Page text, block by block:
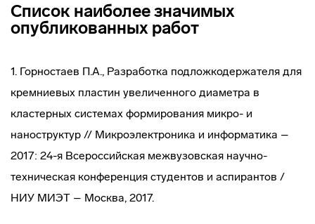
Список наиболее значимых
опубликованных работ
1. Горностаев П.А., Разработка подложкодержателя для
кремниевых пластин увеличенного диаметра в
кластерных системах формирования микро- и
наноструктур // Микроэлектроника и информатика –
2017: 24-я Всероссийская межвузовская научно-
техническая конференция студентов и аспирантов /
НИУ МИЭТ – Москва, 2017.